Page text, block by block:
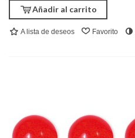
Añadir al carrito
A lista de deseos Favorito